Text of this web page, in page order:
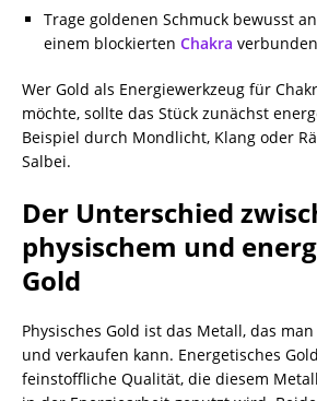
Trage goldenen Schmuck bewusst
einem blockierten Chakra
Wer Gold als Energiewerkzeug für
möchte, sollte das Stück zunächst
Beispiel durch Mondlicht, Klang oder
Salbei.
Der Unterschied
physischem und
Gold
Physisches Gold ist das Metall, das
und verkaufen kann. Energetisches
feinstoffliche Qualität, die diesem